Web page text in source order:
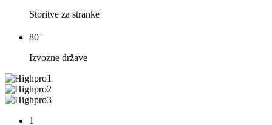
Storitve za stranke
80+
Izvozne države
1